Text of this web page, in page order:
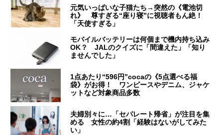
元気いっぱいな子猫たち→突然の《電池切
れ》 尊すぎる“座り寝”に視聴者もん絶！
「天使すぎる」
モバイルバッテリーは何個まで機内持ち込み
OK？ JALのクイズに「間違えた」「知り
ませんでした」
1点あたり“596円”cocaの《5点選べる福
袋》がお得！ ワンピースやデニム、ジャケ
ットなど対象商品多数
夫婦別々に…「セパレート帰省」が注目を集
める 女性の約4割「経験はないがしてみた
い」